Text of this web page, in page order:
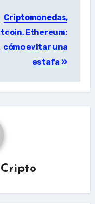
Criptomonedas,
Ethereum:
cómo evitar una
estafa